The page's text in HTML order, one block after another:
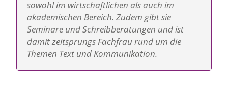
sowohl im wirtschaftlichen als auch im
akademischen Bereich. Zudem gibt sie
Seminare und Schreib­beratungen und ist
damit zeitsprungs Fachfrau rund um die
Themen Text und Kommunikation.